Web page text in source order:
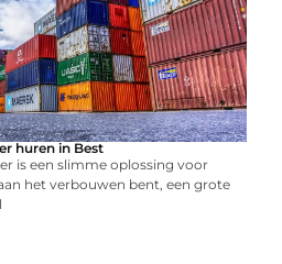
huren in Best
is een slimme oplossing voor
het verbouwen bent, een grote